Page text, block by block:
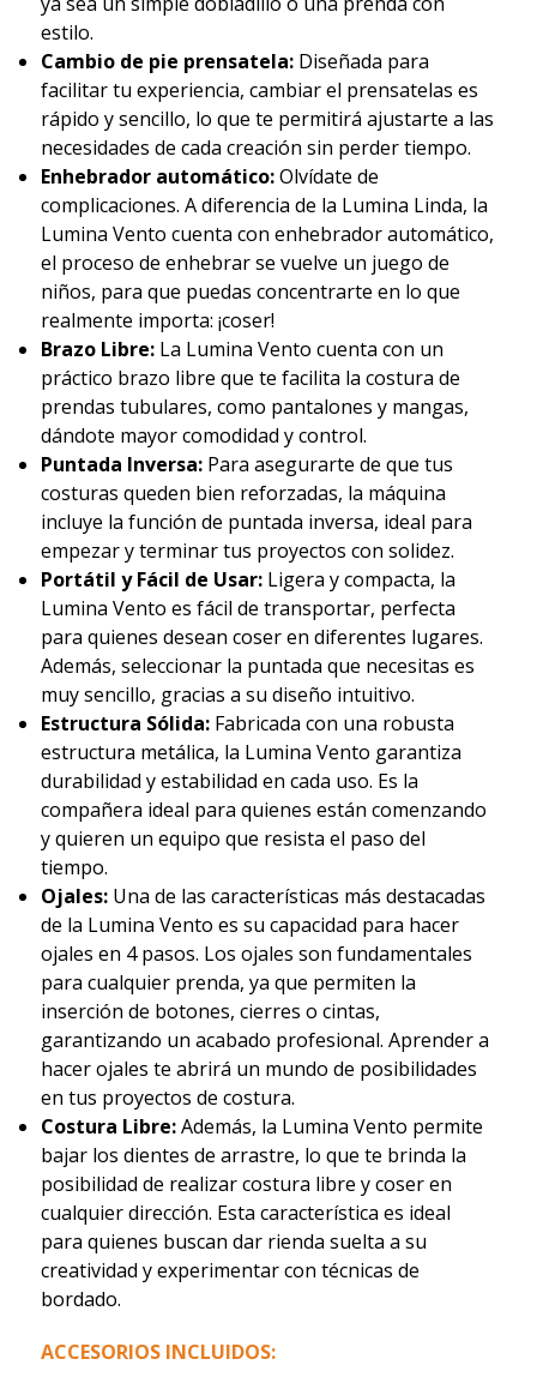
estilo.
Cambio de pie prensatela:Diseñada para
facilitar tu experiencia, cambiar el prensatelas es
rápido y sencillo, lo que te permitirá ajustarte a las
necesidades de cada creación sin perder tiempo.
Enhebrador automático:Olvídate de
complicaciones. A diferencia de la Lumina Linda, la
Lumina Vento cuenta con enhebrador automático,
el proceso de enhebrar se vuelve un juego de
niños, para que puedas concentrarte en lo que
realmente importa: ¡coser!
Brazo Libre:La Lumina Vento cuenta con un
práctico brazo libre que te facilita la costura de
prendas tubulares, como pantalones y mangas,
dándote mayor comodidad y control.
Puntada Inversa:Para asegurarte de que tus
costuras queden bien reforzadas, la máquina
incluye la función de puntada inversa, ideal para
empezar y terminar tus proyectos con solidez.
Portátil y Fácil de Usar:Ligera y compacta, la
Lumina Vento es fácil de transportar, perfecta
para quienes desean coser en diferentes lugares.
Además, seleccionar la puntada que necesitas es
muy sencillo, gracias a su diseño intuitivo.
Estructura Sólida:Fabricada con una robusta
estructura metálica, la Lumina Vento garantiza
durabilidad y estabilidad en cada uso. Es la
compañera ideal para quienes están comenzando
y quieren un equipo que resista el paso del
tiempo.
Ojales: Una de las características más destacadas
de la Lumina Vento es su capacidad para hacer
ojales en 4 pasos. Los ojales son fundamentales
para cualquier prenda, ya que permiten la
inserción de botones, cierres o cintas,
garantizando un acabado profesional. Aprender a
hacer ojales te abrirá un mundo de posibilidades
en tus proyectos de costura.
Costura Libre:Además, la Lumina Vento permite
bajar los dientes de arrastre, lo que te brinda la
posibilidad de realizar costura libre y coser en
cualquier dirección. Esta característica es ideal
para quienes buscan dar rienda suelta a su
creatividad y experimentar con técnicas de
bordado.
ACCESORIOS INCLUIDOS: